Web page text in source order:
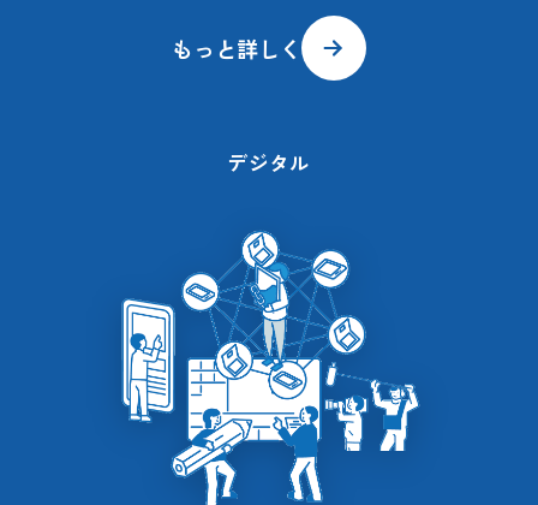
もっと詳しく
デジタル